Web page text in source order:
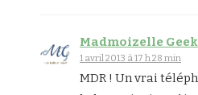
Madmoizelle
1 avril 2013 à 17 h 28 min
MDR ! Un vrai